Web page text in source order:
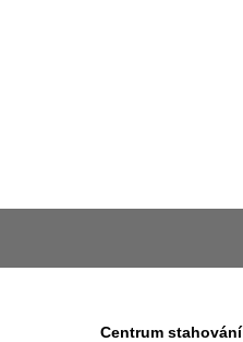
Centrum stahování